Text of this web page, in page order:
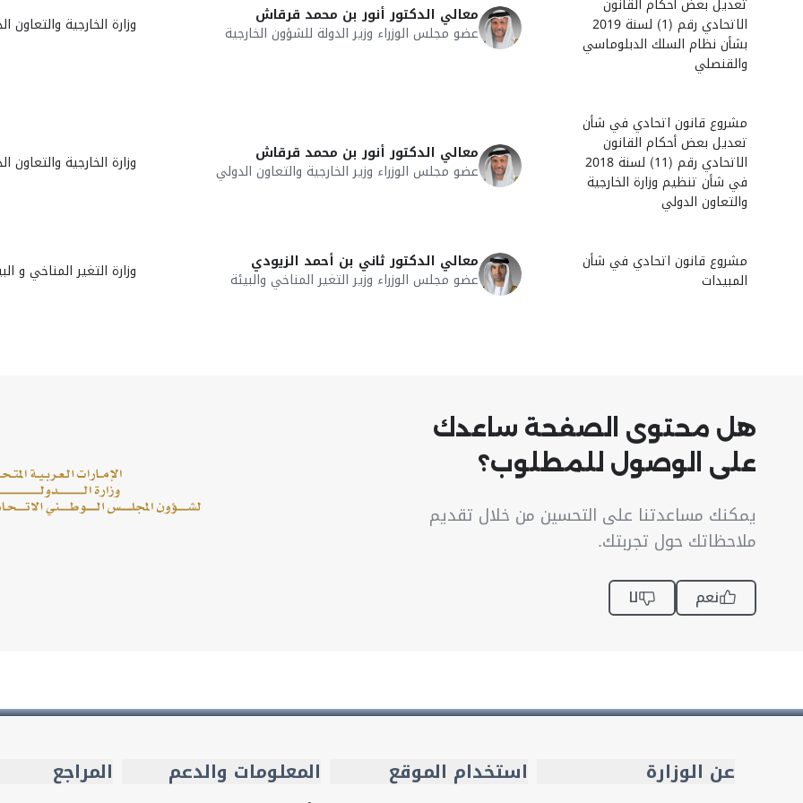
تعديل بعض أحكام القانون
الاتحادي رقم (1) لسنة 2019
بشأن نظام السلك الدبلوماسي
والقنصلي
معالي الدكتور أنور بن محمد قرقاش
عضو مجلس الوزراء وزير الدولة للشؤون الخارجية وزارة الخارجية والتعاون
مشروع قانون اتحادي في شأن
تعديل بعض أحكام القانون
الاتحادي رقم (11) لسنة 2018
في شأن تنظيم وزارة الخارجية
والتعاون الدولي
معالي الدكتور أنور بن محمد قرقاش
عضو مجلس الوزراء وزير الخارجية والتعاون الدولي وزارة الخارجية والتعاون
مشروع قانون اتحادي في شأن
المبيدات
معالي الدكتور ثاني بن أحمد الزيودي
عضو مجلس الوزراء وزير التغير المناخي والبيئة وزارة التغير المناخي و
هل محتوى الصفحة ساعدك
على الوصول للمطلوب؟
يمكنك مساعدتنا على التحسين من خلال تقديم
ملاحظاتك حول تجربتك.
نعم لا
عن الوزارة استخدام الموقع المعلومات والدعم المراجع